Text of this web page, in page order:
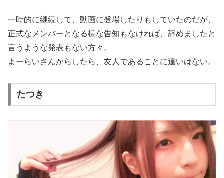
一時的に継続して、動画に登場したりもしていたのだが、
正式なメンバーとなる様な告知もなければ、辞めましたと
言うような発表もない方々。
よーらいさんからしたら、友人であることに違いはない。
たつき